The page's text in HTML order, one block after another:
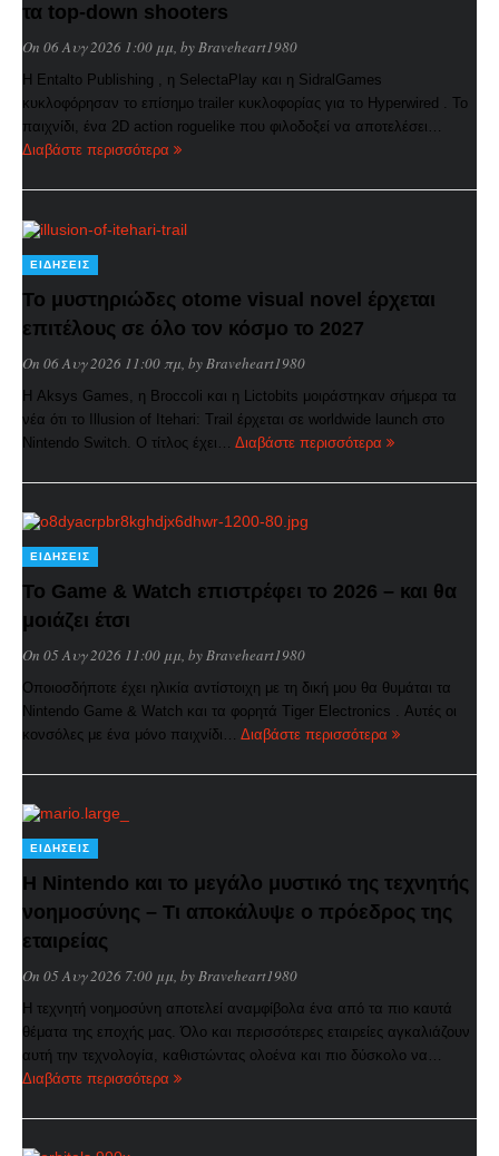
τα top-down shooters
On 06 Αυγ 2026 1:00 μμ, byBraveheart1980
Η Entalto Publishing , η SelectaPlay και η SidralGames
κυκλοφόρησαν το επίσημο trailer κυκλοφορίας για το Hyperwired . Το
παιχνίδι, ένα 2D action roguelike που φιλοδοξεί να αποτελέσει…
Διαβάστε περισσότερα
ΕΙΔΉΣΕΙΣ
Το μυστηριώδες otome visual novel έρχεται
επιτέλους σε όλο τον κόσμο το 2027
On 06 Αυγ 2026 11:00 πμ , by Braveheart1980
Η Aksys Games, η Broccoli και η Lictobits μοιράστηκαν σήμερα τα
νέα ότι το Illusion of Itehari: Trail έρχεται σε worldwide launch στο
Nintendo Switch. Ο τίτλος έχει… Διαβάστε περισσότερα
ΕΙΔΉΣΕΙΣ
Το Game & Watch επιστρέφει το 2026 – και θα
μοιάζει έτσι
On 05 Αυγ 2026 11:00 μμ, byBraveheart1980
Οποιοσδήποτε έχει ηλικία αντίστοιχη με τη δική μου θα θυμάται τα
Nintendo Game & Watch και τα φορητά Tiger Electronics . Αυτές οι
κονσόλες με ένα μόνο παιχνίδι… Διαβάστε περισσότερα
ΕΙΔΉΣΕΙΣ
Η Nintendo και το μεγάλο μυστικό της τεχνητής
νοημοσύνης – Τι αποκάλυψε ο πρόεδρος της
εταιρείας
On 05 Αυγ 2026 7:00 μμ, byBraveheart1980
Η τεχνητή νοημοσύνη αποτελεί αναμφίβολα ένα από τα πιο καυτά
θέματα της εποχής μας. Όλο και περισσότερες εταιρείες αγκαλιάζουν
αυτή την τεχνολογία, καθιστώντας ολοένα και πιο δύσκολο να…
Διαβάστε περισσότερα